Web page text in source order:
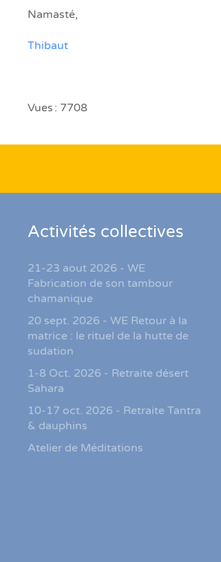
Namasté,
Thibaut
Vues : 7708
Activités collectives
21-23 aout 2026 - WE
Fabrication de son tambour
chamanique
20 sept. 2026 - WE Retour à la
matrice : le rituel de la hutte de
sudation
1-8 Oct. 2026 - Retraite désert
Sahara
10-17 oct. 2026 - Retraite Tantra
& dauphins
Atelier de Méditations